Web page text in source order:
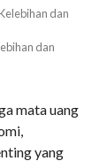
dan
mata uang
yang